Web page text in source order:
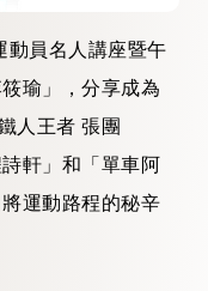
動員名人講座暨午
瑜」，分享成為
人王者 張團
軒」和「單車阿
運動路程的秘辛